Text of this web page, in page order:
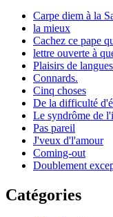
Carpe diem à la
la mieux
Cachez ce pape
lettre ouverte à
Plaisirs de langues
Connards.
Cinq choses
De la difficulté
Le syndrôme de
Pas pareil
J'veux d'l'amour
Coming-out
Doublement
Catégories